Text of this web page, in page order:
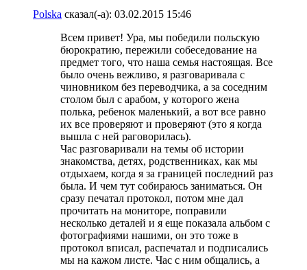
Polska сказал(-а): 03.02.2015 15:46
Всем привет! Ура, мы победили польскую
бюрократию, пережили собеседование на
предмет того, что наша семья настоящая. Все
было очень вежливо, я разговаривала с
чиновником без переводчика, а за соседним
столом был с арабом, у которого жена
полька, ребенок маленький, а вот все равно
их все проверяют и проверяют (это я когда
вышла с ней раговорилась).
Час разговаривали на темы об истории
знакомства, детях, родственниках, как мы
отдыхаем, когда я за границей последний раз
была. И чем тут собираюсь заниматься. Он
сразу печатал протокол, потом мне дал
прочитать на мониторе, поправили
несколько деталей и я еще показала альбом с
фотографиями нашими, он это тоже в
протокол вписал, распечатал и подписались
мы на кажом листе. Час с ним общались, а